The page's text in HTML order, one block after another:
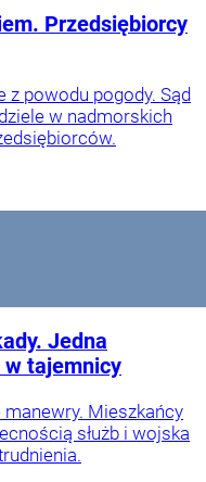
Przedsiębiorcy
z powodu pogody. Sąd
w nadmorskich
Jedna
w tajemnicy
manewry. Mieszkańcy
służb i wojska